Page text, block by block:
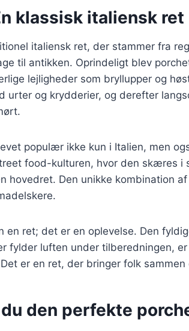
klassisk italiensk
italiensk ret, der stammer fra
til antikken. Oprindeligt blev
lejligheder som bryllupper og
urter og krydderier, og derefter
populær ikke kun i Italien, men
food-kulturen, hvor den skæres i
hovedret. Den unikke kombination
en ret; det er en oplevelse. Den
fylder luften under tilberedningen,
er en ret, der bringer folk sammen
du den perfekte